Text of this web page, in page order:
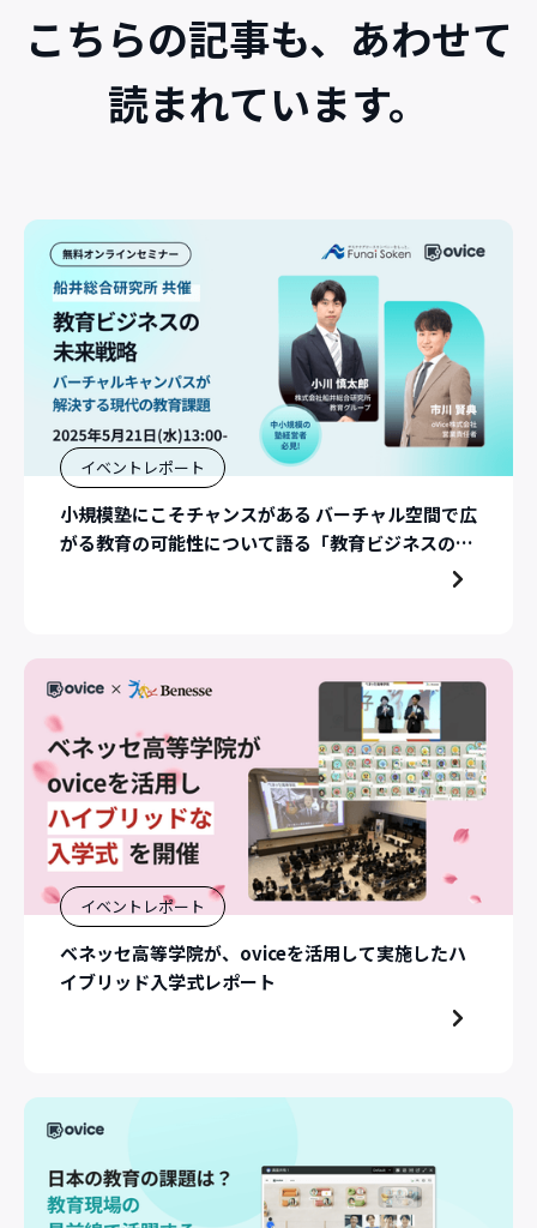
こちらの記事も、あわせて
読まれています。
イベントレポート
小規模塾にこそチャンスがある バーチャル空間で広
がる教育の可能性について語る「教育ビジネスの未
イベントレポート
ベネッセ高等学院が、oviceを活用して実施したハ
イブリッド入学式レポート